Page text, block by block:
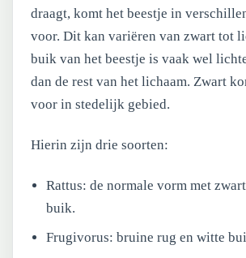
draagt, komt het beestje in
voor. Dit kan variëren van zwart tot
buik van het beestje is vaak wel
dan de rest van het lichaam. Zwart
voor in stedelijk gebied.
Hierin zijn drie soorten:
Rattus: de normale vorm met
buik.
Frugivorus: bruine rug en witte